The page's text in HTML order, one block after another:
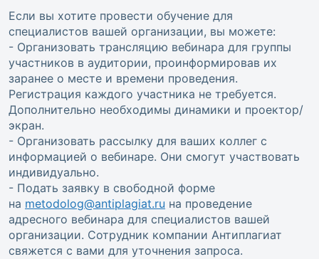
Если вы хотите провести обучение для
специалистов вашей организации, вы можете:
- Организовать трансляцию вебинара для группы
участников в аудитории, проинформировав их
заранее о месте и времени проведения.
Регистрация каждого участника не требуется.
Дополнительно необходимы динамики и проектор/
экран.
- Организовать рассылку для ваших коллег с
информацией о вебинаре. Они смогут участвовать
индивидуально.
- Подать заявку в свободной форме
на metodolog@antiplagiat.ru на проведение
адресного вебинара для специалистов вашей
организации. Сотрудник компании Антиплагиат
свяжется с вами для уточнения запроса.